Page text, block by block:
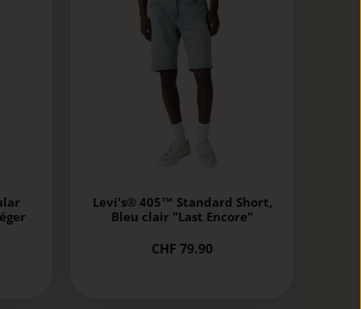
Levi's® 405™ Standard Short,
Bleu clair "Last Encore"
CHF 79.90